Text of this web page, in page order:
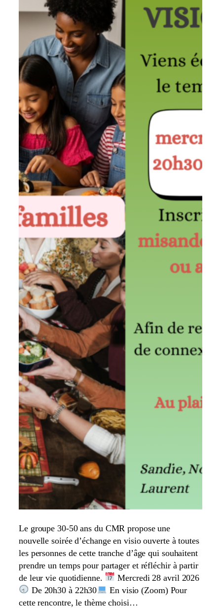
Le groupe 30-50 ans du CMR propose une
nouvelle soirée d’échange en visio ouverte à toutes
les personnes de cette tranche d’âge qui souhaitent
prendre un temps pour partager et réfléchir à partir
de leur vie quotidienne.
Mercredi 28 avril 2026
De 20h30 à 22h30
En visio (Zoom) Pour
cette rencontre, le thème choisi…